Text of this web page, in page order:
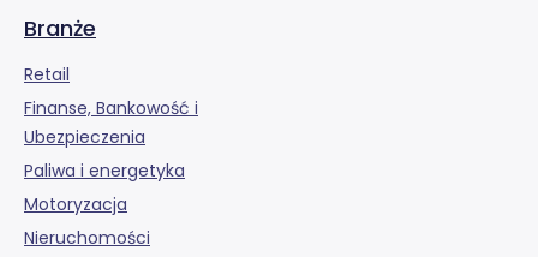
Branże
Retail
Finanse, Bankowość i
Ubezpieczenia
Paliwa i energetyka
Motoryzacja
Nieruchomości